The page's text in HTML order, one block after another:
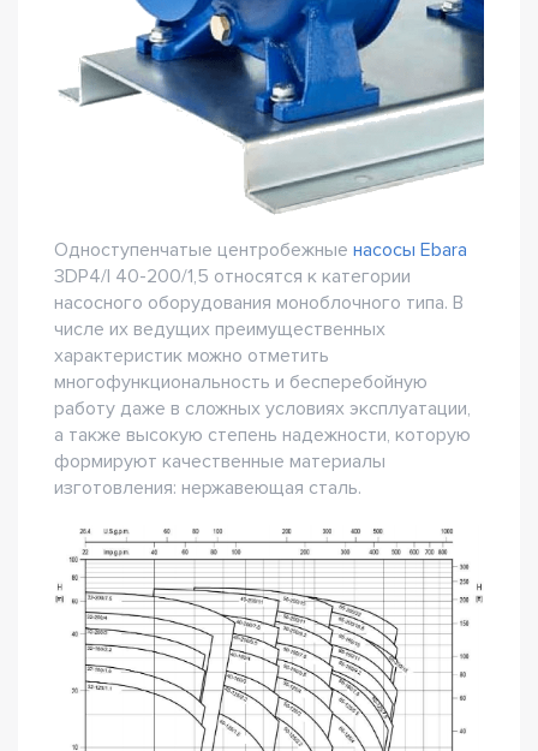
Одноступенчатые центробежные насосы Ebara
3DP4/I 40-200/1,5 относятся к категории
насосного оборудования моноблочного типа. В
числе их ведущих преимущественных
характеристик можно отметить
многофункциональность и бесперебойную
работу даже в сложных условиях эксплуатации,
а также высокую степень надежности, которую
формируют качественные материалы
изготовления: нержавеющая сталь.